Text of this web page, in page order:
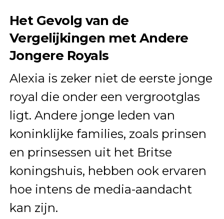
Het Gevolg van de
Vergelijkingen met Andere
Jongere Royals
Alexia is zeker niet de eerste jonge
royal die onder een vergrootglas
ligt. Andere jonge leden van
koninklijke families, zoals prinsen
en prinsessen uit het Britse
koningshuis, hebben ook ervaren
hoe intens de media-aandacht
kan zijn.